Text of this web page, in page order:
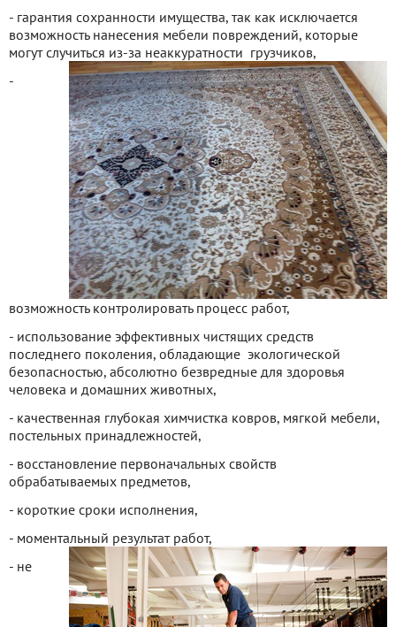
- гарантия сохранности имущества, так как исключается
возможность нанесения мебели повреждений, которые
могут случиться из-за неаккуратности грузчиков,
-
возможность контролировать процесс работ,
- использование эффективных чистящих средств
последнего поколения, обладающие экологической
безопасностью, абсолютно безвредные для здоровья
человека и домашних животных,
- качественная глубокая химчистка ковров, мягкой мебели,
постельных принадлежностей,
- восстановление первоначальных свойств
обрабатываемых предметов,
- короткие сроки исполнения,
- моментальный результат работ,
- не